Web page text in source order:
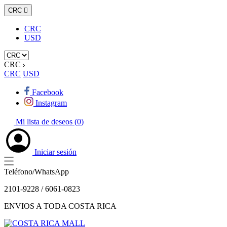
CRC 
CRC
USD
CRC
CRC USD
Facebook
Instagram
Mi lista de deseos (0)
Iniciar sesión
Teléfono/WhatsApp
2101-9228 / 6061-0823
ENVIOS A TODA COSTA RICA